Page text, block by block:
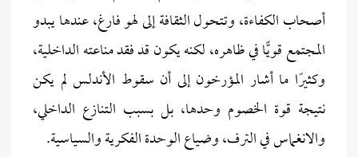
أصحاب الكفاءة، وتتحول الثقافة إلى لهو فارغ، عندها يبدو
المجتمع قويًّا في ظاهره، لكنه يكون قد فقد مناعته الداخلية،
وكثيرًا ما أشار المؤرخون إلى أن سقوط الأندلس لم يكن
نتيجة قوة الخصوم وحدها، بل بسبب التنازع الداخلي،
والانغماس في الترف، وضياع الوحدة الفكرية والسياسية.